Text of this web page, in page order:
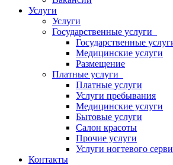
Услуги
Услуги
Государственные услуги
Государственные
Медицинские услуги
Размещение
Платные услуги
Платные услуги
Услуги пребывания
Медицинские услуги
Бытовые услуги
Салон красоты
Прочие услуги
Услуги ногтевого
Контакты